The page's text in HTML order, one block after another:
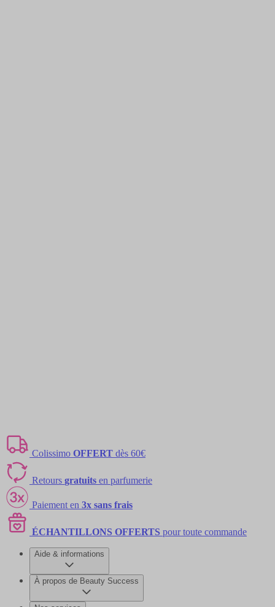
Colissimo OFFERT dès 60€
Retours gratuits en parfumerie
Paiement en 3x sans frais
ÉCHANTILLONS OFFERTS pour toute commande
Aide & informations
À propos de Beauty Success